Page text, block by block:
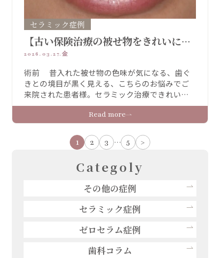
セラミック症例
【古い保険治療の被せ物をきれいに：
セラミック症例】
2026.03.27.金
術前 昔入れた被せ物の色味が気になる、歯ぐ
きとの境目が黒く見える、こちらのお悩みでご
来院された患者様。セラミック治療できれいに
改善されました。 術前 術後 治療詳細 治療内容
プレミアムセラミッククラウン 上４本 治療期
間 費用 プレミアムセラミッククラウン
528,000円 技工士立ち会い16500円 リス
ク・副作用 セラミックが欠けたり外れる場合 …
Read more
1 2 3 … 5 >
Categoly
その他の症例
セラミック症例
ゼロセラム症例
歯科コラム